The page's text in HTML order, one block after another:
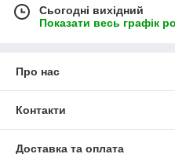
Сьогодні вихідний
Показати весь графік
Про нас
Контакти
Доставка та оплата